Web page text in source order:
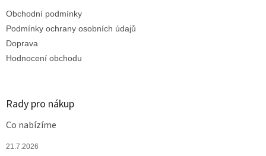
Obchodní podmínky
Podmínky ochrany osobních údajů
Doprava
Hodnocení obchodu
Rady pro nákup
Co nabízíme
21.7.2026